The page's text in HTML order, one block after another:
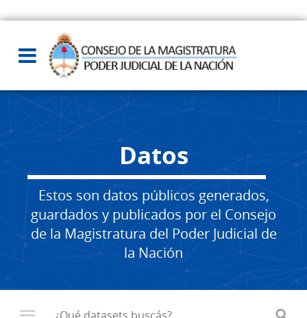
Datos
Estos son datos públicos generados,
guardados y publicados por el Consejo
de la Magistratura del Poder Judicial de
la Nación